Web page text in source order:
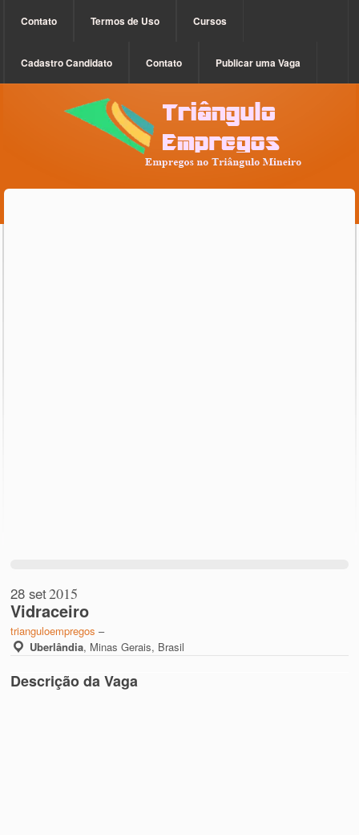
Contato Termos de Uso Cursos
Cadastro Candidato Contato Publicar uma Vaga
28 set2015
Vidraceiro
trianguloempregos –
Uberlândia, Minas Gerais, Brasil
Descrição da Vaga